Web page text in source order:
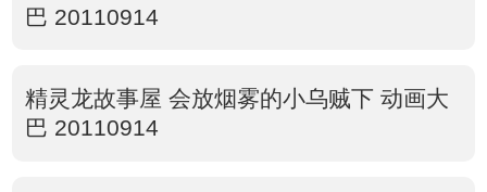
巴 20110914
精灵龙故事屋 会放烟雾的小乌贼下 动画大
巴 20110914